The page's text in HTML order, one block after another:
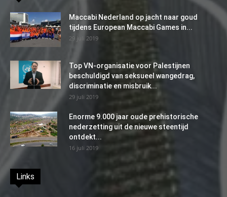
Maccabi Nederland op jacht naar goud
tijdens European Maccabi Games in...
29 juli 2019
Top VN-organisatie voor Palestijnen
beschuldigd van seksueel wangedrag,
discriminatie en misbruik...
29 juli 2019
Enorme 9.000 jaar oude prehistorische
nederzetting uit de nieuwe steentijd
ontdekt...
16 juli 2019
Links